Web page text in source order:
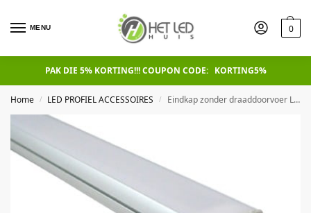
MENU 0
PAK DIE 5% KORTING!!! COUPON CODE: KORTING5%
Home / LED PROFIEL ACCESSOIRES / Eindkap zonder draaddoorvoer Led Line Alu Round